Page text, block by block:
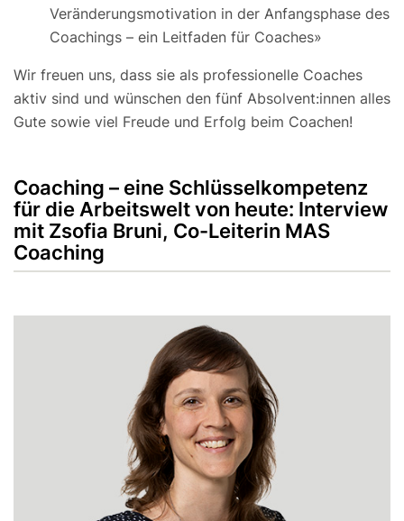
Veränderungsmotivation in der Anfangsphase des
Coachings – ein Leitfaden für Coaches»
Wir freuen uns, dass sie als professionelle Coaches
aktiv sind und wünschen den fünf Absolvent:innen alles
Gute sowie viel Freude und Erfolg beim Coachen!
Coaching – eine Schlüsselkompetenz
für die Arbeitswelt von heute: Interview
mit Zsofia Bruni, Co-Leiterin MAS
Coaching